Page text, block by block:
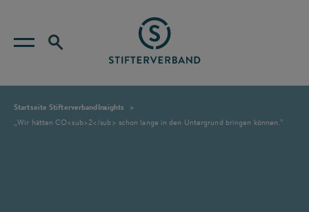
Startseite StifterverbandInsights
„Wir hätten CO<sub>2</sub> schon lange in den Untergrund bringen können.”